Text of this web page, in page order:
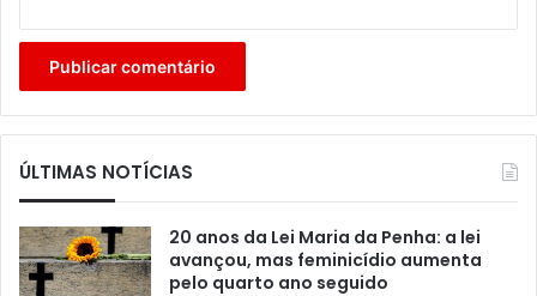
ÚLTIMAS NOTÍCIAS
20 anos da Lei Maria da Penha: a lei
avançou, mas feminicídio aumenta
pelo quarto ano seguido